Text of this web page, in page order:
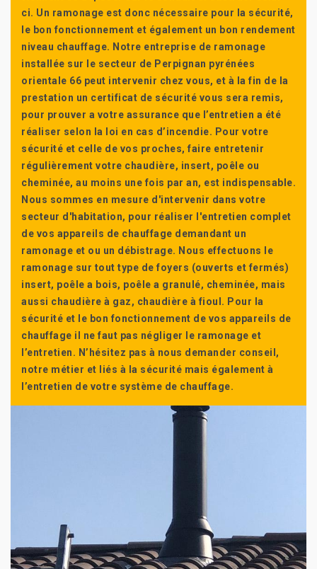
ci. Un ramonage est donc nécessaire pour la sécurité,
le bon fonctionnement et également un bon rendement
niveau chauffage. Notre entreprise de ramonage
installée sur le secteur de Perpignan pyrénées
orientale 66 peut intervenir chez vous, et à la fin de la
prestation un certificat de sécurité vous sera remis,
pour prouver a votre assurance que l’entretien a été
réaliser selon la loi en cas d’incendie. Pour votre
sécurité et celle de vos proches, faire entretenir
régulièrement votre chaudière, insert, poêle ou
cheminée, au moins une fois par an, est indispensable.
Nous sommes en mesure d'intervenir dans votre
secteur d'habitation, pour réaliser l'entretien complet
de vos appareils de chauffage demandant un
ramonage et ou un débistrage. Nous effectuons le
ramonage sur tout type de foyers (ouverts et fermés)
insert, poêle a bois, poêle a granulé, cheminée, mais
aussi chaudière à gaz, chaudière à fioul. Pour la
sécurité et le bon fonctionnement de vos appareils de
chauffage il ne faut pas négliger le ramonage et
l’entretien. N’hésitez pas à nous demander conseil,
notre métier et liés à la sécurité mais également à
l’entretien de votre système de chauffage.